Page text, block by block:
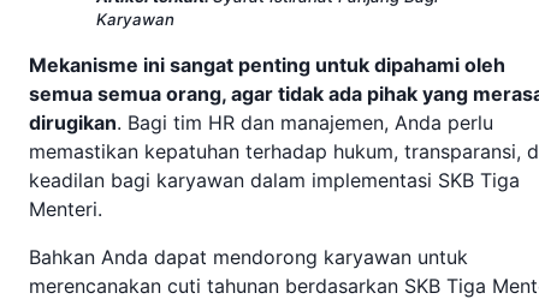
Karyawan
Mekanisme ini sangat penting untuk dipahami oleh
semua semua orang, agar tidak ada pihak yang
dirugikan. Bagi tim HR dan manajemen, Anda perlu
memastikan kepatuhan terhadap hukum, transparansi,
keadilan bagi karyawan dalam implementasi SKB Tiga
Menteri.
Bahkan Anda dapat mendorong karyawan untuk
merencanakan cuti tahunan berdasarkan SKB Tiga